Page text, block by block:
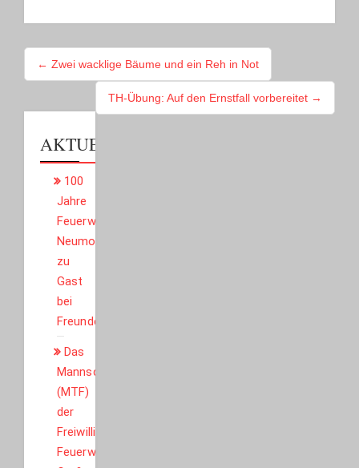
BEITRAGSNAVIGATION
← Zwei wacklige Bäume und ein Reh in Not
TH-Übung: Auf den Ernstfall vorbereitet →
AKTUELLES
100
Jahre
Feuerwehr
Neumorschen:
zu
Gast
bei
Freunden
Das
Mannschaftstransportfahrzeug
(MTF)
der
Freiwilligen
Feuerwehr